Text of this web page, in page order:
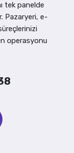
tek panelde
Pazaryeri, e-
operasyonu